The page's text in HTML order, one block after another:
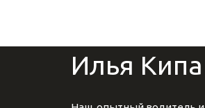
Илья Кипа